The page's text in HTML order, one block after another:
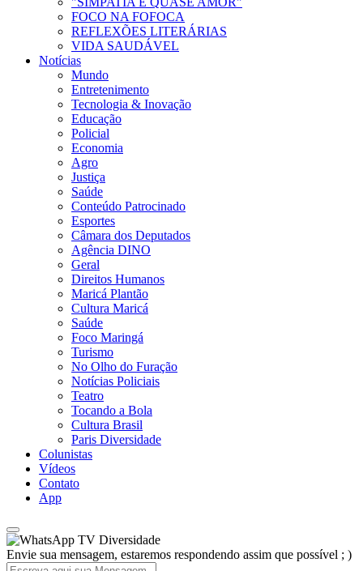
FOCO NA FOFOCA
REFLEXÕES LITERÁRIAS
VIDA SAUDÁVEL
Notícias
Mundo
Entretenimento
Tecnologia & Inovação
Educação
Policial
Economia
Agro
Justiça
Saúde
Conteúdo Patrocinado
Esportes
Câmara dos Deputados
Agência DINO
Geral
Direitos Humanos
Maricá Plantão
Cultura Maricá
Saúde
Foco Maringá
Turismo
No Olho do Furação
Notícias Policiais
Teatro
Tocando a Bola
Cultura Brasil
Paris Diversidade
Colunistas
Vídeos
Contato
App
TV Diversidade
Envie sua mensagem, estaremos respondendo assim que possível ; )